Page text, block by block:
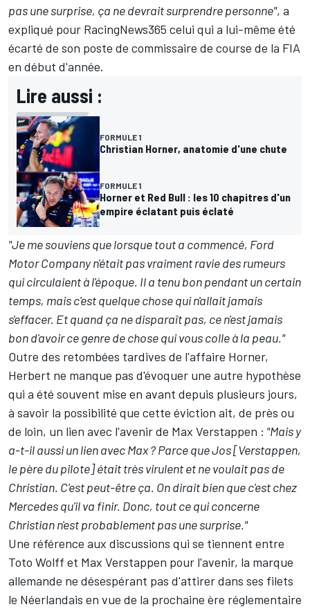
pas une surprise, ça ne devrait surprendre personne", a
expliqué pour RacingNews365 celui qui a lui-même été
écarté de son poste de commissaire de course de la FIA
en début d'année.
Lire aussi :
FORMULE 1
Christian Horner, anatomie d'une chute
FORMULE 1
Horner et Red Bull : les 10 chapitres d'un
empire éclatant puis éclaté
"Je me souviens que lorsque tout a commencé, Ford
Motor Company n'était pas vraiment ravie des rumeurs
qui circulaient à l'époque. Il a tenu bon pendant un certain
temps, mais c'est quelque chose qui n'allait jamais
s'effacer. Et quand ça ne disparaît pas, ce n'est jamais
bon d'avoir ce genre de chose qui vous colle à la peau."
Outre des retombées tardives de l'affaire Horner,
Herbert ne manque pas d'évoquer une autre hypothèse
qui a été souvent mise en avant depuis plusieurs jours,
à savoir la possibilité que cette éviction ait, de près ou
de loin, un lien avec l'avenir de Max Verstappen : "Mais y
a-t-il aussi un lien avec Max ? Parce que Jos [Verstappen,
le père du pilote]était très virulent et ne voulait pas de
Christian. C'est peut-être ça. On dirait bien que c'est chez
Mercedesqu'il va finir. Donc, tout ce qui concerne
Christian n'est probablement pas une surprise."
Une référence aux discussions qui se tiennent entre
Toto Wolff et Max Verstappen pour l'avenir, la marque
allemande ne désespérant pas d'attirer dans ses filets
le Néerlandais en vue de la prochaine ère réglementaire